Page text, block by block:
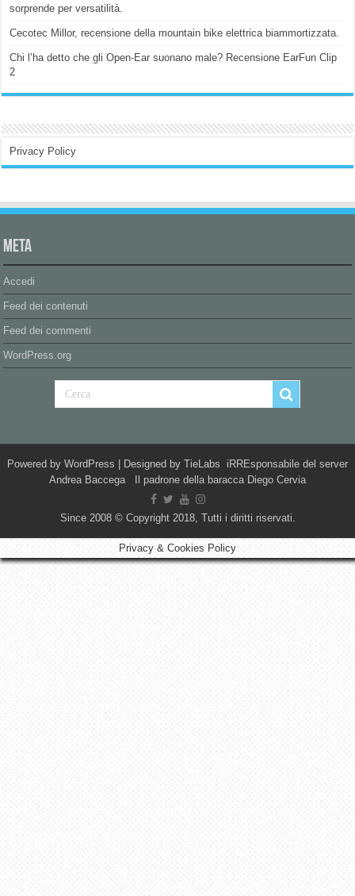
sorprende per versatilità.
Cecotec Millor, recensione della mountain bike elettrica biammortizzata.
Chi l’ha detto che gli Open-Ear suonano male? Recensione EarFun Clip
2
Privacy Policy
Meta
Accedi
Feed dei contenuti
Feed dei commenti
WordPress.org
Powered by WordPress | Designed by TieLabs iRREsponsabile del server
Andrea Baccega Il padrone della baracca Diego Cervia
Since 2008 © Copyright 2018, Tutti i diritti riservati.
Privacy & Cookies Policy